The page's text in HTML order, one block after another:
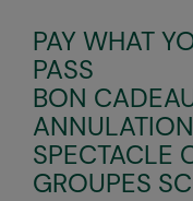
PAY WHAT
PASS
BON
SPECTACLE
GROUPES